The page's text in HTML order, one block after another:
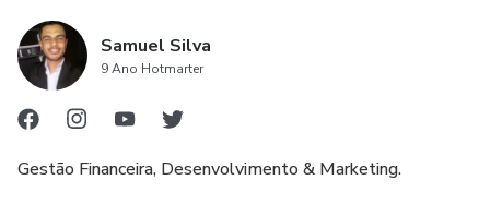
Samuel Silva
9 Ano Hotmarter
Gestão Financeira, Desenvolvimento & Marketing.